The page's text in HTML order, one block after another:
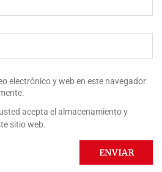
electrónico y web en este navegador
acepta el almacenamiento y
sitio web.